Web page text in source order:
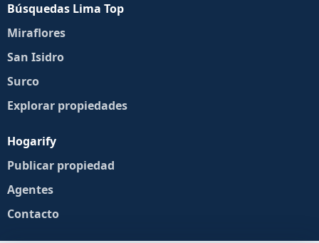
Búsquedas Lima Top
Miraflores
San Isidro
Surco
Explorar propiedades
Hogarify
Publicar propiedad
Agentes
Contacto